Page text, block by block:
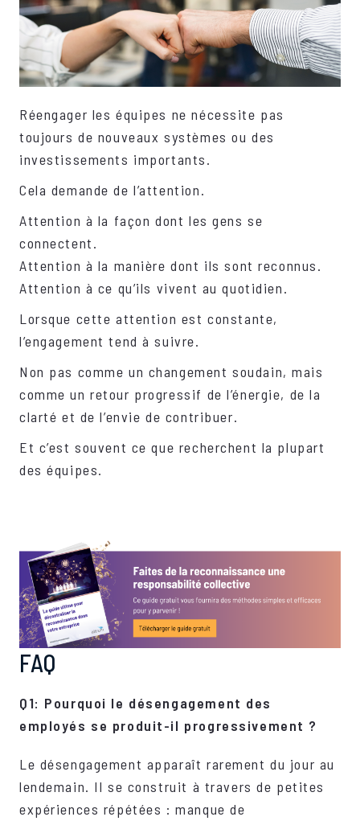
Réengager les équipes ne nécessite pas
toujours de nouveaux systèmes ou des
investissements importants.
Cela demande de l’attention.
Attention à la façon dont les gens se
connectent.
Attention à la manière dont ils sont reconnus.
Attention à ce qu’ils vivent au quotidien.
Lorsque cette attention est constante,
l’engagement tend à suivre.
Non pas comme un changement soudain, mais
comme un retour progressif de l’énergie, de la
clarté et de l’envie de contribuer.
Et c’est souvent ce que recherchent la plupart
des équipes.
FAQ
Q1: Pourquoi le désengagement des
employés se produit-il progressivement ?
Le désengagement apparaît rarement du jour au
lendemain. Il se construit à travers de petites
expériences répétées : manque de